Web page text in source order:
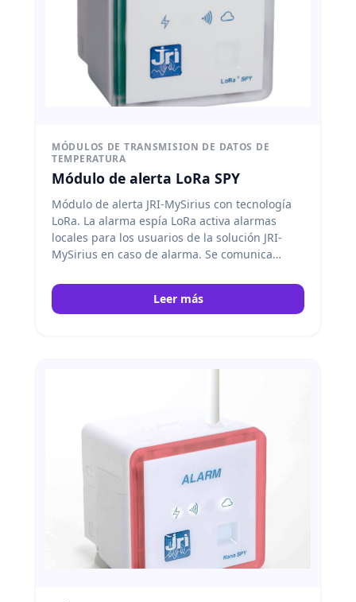
MÓDULOS DE TRANSMISION DE DATOS DE
TEMPERATURA
Módulo de alerta LoRa SPY
Módulo de alerta JRI-MySirius con tecnología
LoRa. La alarma espía LoRa activa alarmas
locales para los usuarios de la solución JRI-
MySirius en caso de alarma. Se comunica
Leer más